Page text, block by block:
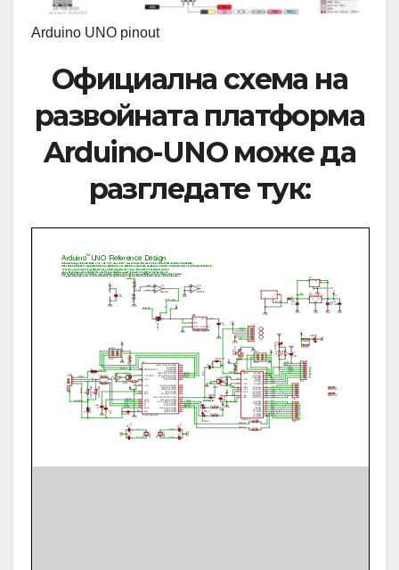
Arduino UNO pinout
Официална схема на
развойната платформа
Arduino-UNO може да
разгледате тук: